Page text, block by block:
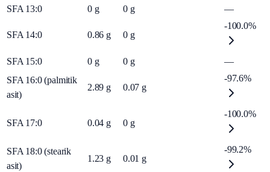
SFA 13:0 0 g 0 g —
SFA 14:0 0.86 g 0 g
-100.0%
SFA 15:0 0 g 0 g
—
SFA 16:0 (palmitik
asit)
2.89 g 0.07 g
-97.6%
SFA 17:0 0.04 g 0 g
-100.0%
SFA 18:0 (stearik
asit)
1.23 g 0.01 g
-99.2%